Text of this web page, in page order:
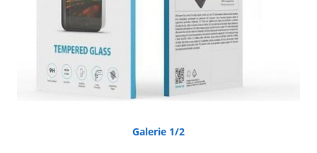
Galerie 1/2